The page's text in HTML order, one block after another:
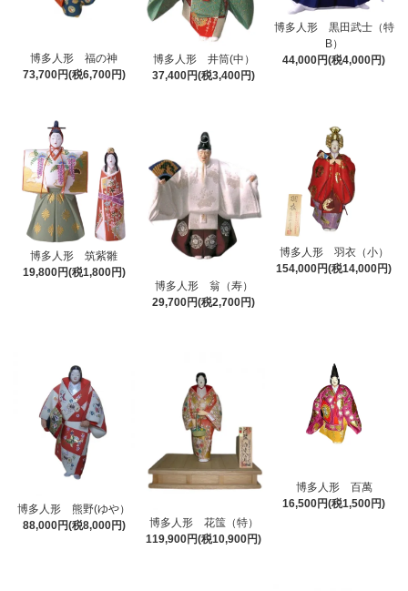
博多人形 福の神
73,700円(税6,700円)
博多人形 井筒(中）
37,400円(税3,400円)
博多人形 黒田武士（特
B）
44,000円(税4,000円)
博多人形 筑紫雛
19,800円(税1,800円)
博多人形 翁（寿）
29,700円(税2,700円)
博多人形 羽衣（小）
154,000円(税14,000円)
博多人形 熊野(ゆや）
88,000円(税8,000円)
博多人形 花筺（特）
119,900円(税10,900円)
博多人形 百萬
16,500円(税1,500円)